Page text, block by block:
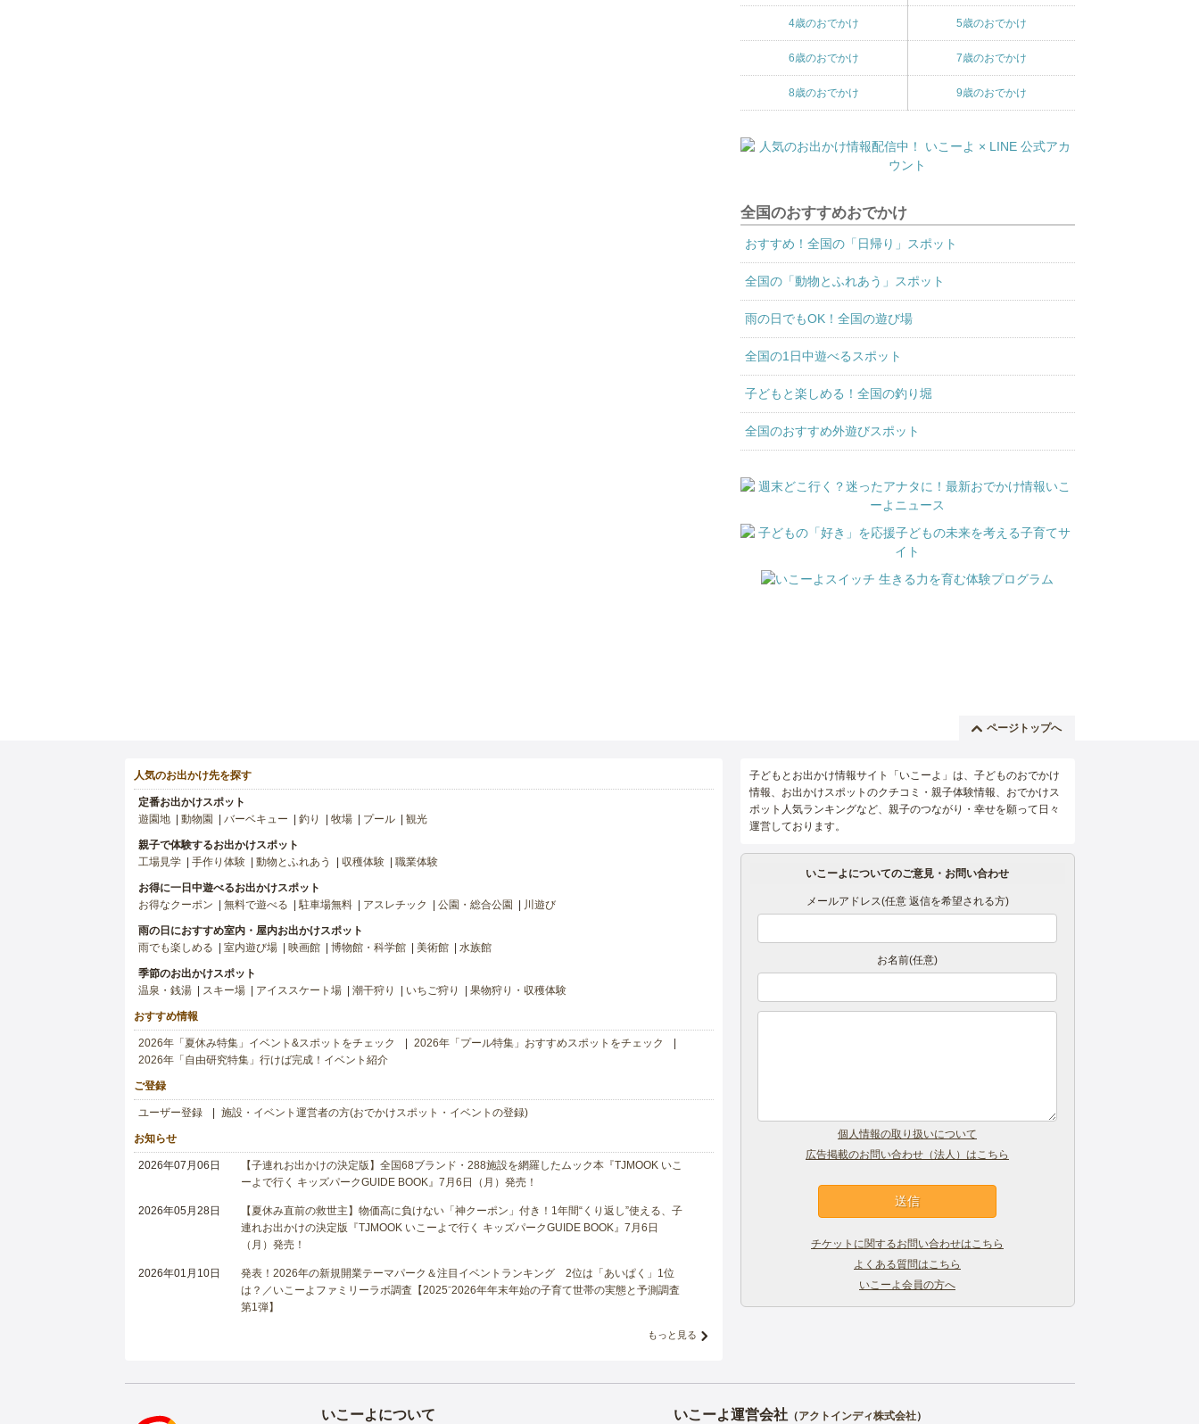
4歳のおでかけ 5歳のおでかけ
6歳のおでかけ 7歳のおでかけ
8歳のおでかけ 9歳のおでかけ
全国のおすすめおでかけ
おすすめ！全国の「日帰り」スポット
全国の「動物とふれあう」スポット
雨の日でもOK！全国の遊び場
全国の1日中遊べるスポット
子どもと楽しめる！全国の釣り堀
全国のおすすめ外遊びスポット
ページトップへ
人気のお出かけ先を探す
定番お出かけスポット
遊園地
動物園 バーベキュー 釣り 牧場 プール 観光
親子で体験するお出かけスポット
工場見学
手作り体験 動物とふれあう 収穫体験 職業体験
お得に一日中遊べるお出かけスポット
お得なクーポン
無料で遊べる 駐車場無料 アスレチック 公園・総合公園 川遊び
雨の日におすすめ室内・屋内お出かけスポット
雨でも楽しめる
室内遊び場 映画館 博物館・科学館 美術館 水族館
季節のお出かけスポット
温泉・銭湯
スキー場 アイススケート場 潮干狩り いちご狩り 果物狩り・収穫体験
おすすめ情報
2026年「夏休み特集」イベント&スポットをチェック
2026年「プール特集」おすすめスポットをチェック
2026年「自由研究特集」行けば完成！イベント紹介
ご登録
ユーザー登録 施設・イベント運営者の方(おでかけスポット・イベントの登録)
お知らせ
2026年07月06日
【子連れお出かけの決定版】全国68ブランド・288施設を網羅したムック本『TJMOOK いこ
ーよで行く キッズパークGUIDE BOOK』7月6日（月）発売！
2026年05月28日
【夏休み直前の救世主】物価高に負けない「神クーポン」付き！1年間“くり返し”使える、子
連れお出かけの決定版『TJMOOK いこーよで行く キッズパークGUIDE BOOK』7月6日
（月）発売！
2026年01月10日
発表！2026年の新規開業テーマパーク＆注目イベントランキング 2位は「あいぱく」1位
は？／いこーよファミリーラボ調査【2025⁻2026年年末年始の子育て世帯の実態と予測調査
第1弾】
もっと見る
子どもとお出かけ情報サイト「いこーよ」は、子どものおでかけ
情報、お出かけスポットのクチコミ・親子体験情報、おでかけス
ポット人気ランキングなど、親子のつながり・幸せを願って日々
運営しております。
いこーよについてのご意見・お問い合わせ
メールアドレス(任意 返信を希望される方)
お名前(任意)
個人情報の取り扱いについて
広告掲載のお問い合わせ（法人）はこちら
チケットに関するお問い合わせはこちら
よくある質問はこちら
いこーよ会員の方へ
いこーよについて いこーよ運営会社（アクトインディ株式会社）